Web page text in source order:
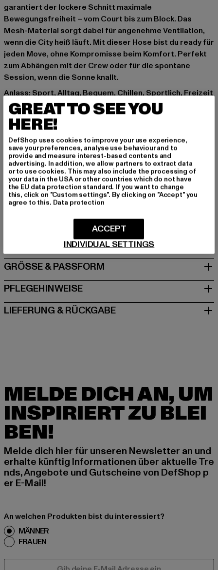
garantiert der lockere Schnitt maximale
Bewegungsfreiheit – vom Court bis zum Block. Das
Mesh-Material sorgt dabei für angenehme Ventilation,
wenn die City heiß läuft. Mit dieser Hose bist du ready für
jeden Move, ohne Kompromisse beim Komfort. Perfekt
zum Abhängen mit der Crew oder für die spontane
Session, wenn die Sonne knallt.
Anlass: Sport, Alltag, Bequem, Chillen, Sportlich, Freizeit
Verschlussarten: Kordelzug
Details: Brandlogo
Schnitt: Locker
Marke: Dropsize
Kat.: Bekleidung
Farbe: braun
Hersteller Farbe: chocolate brown
Materialzusammensetzung: 100% Polyester
Art.Nr: DSSH007-14339
Hersteller: Dropsize GmbH |management@dropsize.de
Motzener Straße 6 | 12277 Berlin | DE
GRÖSSE & PASSFORM
PFLEGEHINWEISE
LIEFERUNG & RÜCKGABE
MELDE DICH AN, UM
INSPIRIERT ZU BLEI
BEN!
Melde dich hier für unseren Newsletter an und
erhalte künftig Informationen über aktuelle Tre
nds, Angebote und Gutscheine von DefShop p
er E-Mail!
An welchen Produkten bist du interessiert?
MÄNNER
FRAUEN
GREAT TO SEE YOU
HERE!
DefShop uses cookies to improve your use experience,
save your preferences, analyse use behaviour and to
provide and measure interest-based contents and
advertising. In addition, we allow partners to extract data
or to use cookies. This may also include the processing of
your data in the USA or other countries which do not have
the EU data protection standard. If you want to change
this, click on "Custom settings". By clicking on "Accept" you
agree to this. Data protection
INDIVIDUAL SETTINGS
ACCEPT